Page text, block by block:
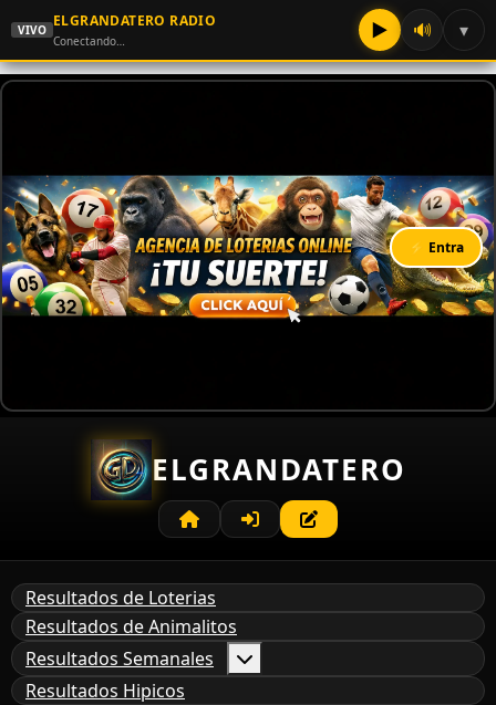
VIVO
ELGRANDATERO RADIO
Conectando… ▶ 🔊 ▾
⚡ Entra
ELGRANDATERO
Resultados de Loterias
Resultados de Animalitos
Resultados Semanales
Resultados Hipicos